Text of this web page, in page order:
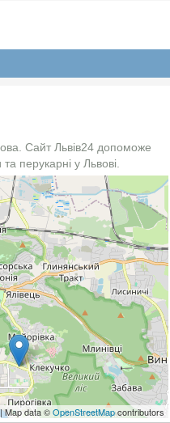
Сайт Львів24 допоможе
перукарні у Львові.
Map data ©OpenStreetMapcontributors